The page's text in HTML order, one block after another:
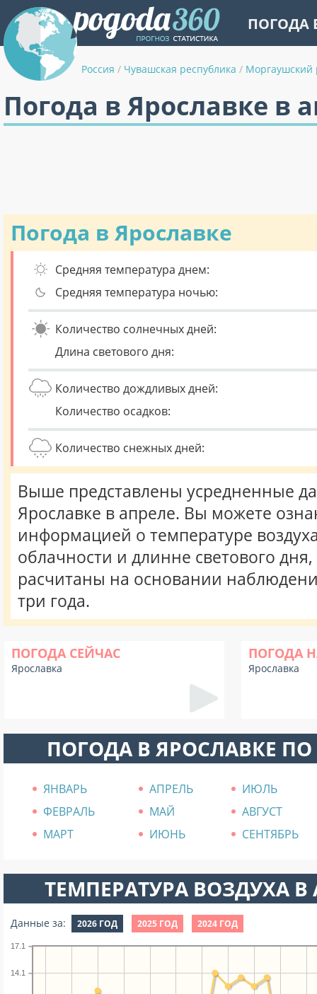
ПОГОДА
Россия / Чувашская республика / Моргаушский
Погода в Ярославке в
Погода в Ярославке
Средняя температура днем:
Средняя температура ночью:
Количество солнечных дней:
Длина светового дня:
Количество дождливых дней:
Количество осадков:
Количество снежных дней:
Выше представлены усредненные
Ярославке в апреле. Вы можете
информацией о температуре
облачности и длинне светового
расчитаны на основании
три года.
ПОГОДА СЕЙЧАС
Ярославка
ПОГОДА
Ярославка
ПОГОДА В ЯРОСЛАВКЕ
ЯНВАРЬ АПРЕЛЬ
ИЮЛЬ
ФЕВРАЛЬ
МАЙ
АВГУСТ
МАРТ
ИЮНЬ СЕНТЯБРЬ
ТЕМПЕРАТУРА ВОЗДУХА В
Данные за: 2026 ГОД 2025 ГОД 2024 ГОД
14.1
17.1